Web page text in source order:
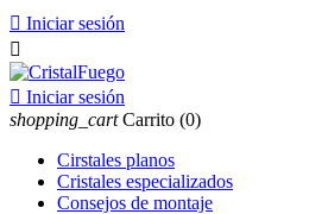
 Iniciar sesión

 Iniciar sesión
shopping_cart Carrito (0)
Cirstales planos
Cristales especializados
Consejos de montaje